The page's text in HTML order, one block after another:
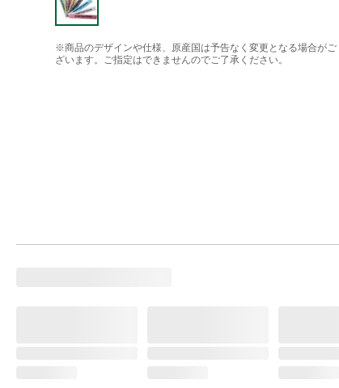
※商品のデザインや仕様、原産国は予告なく変更となる場合がご
ざいます。ご指定はできませんのでご了承ください。